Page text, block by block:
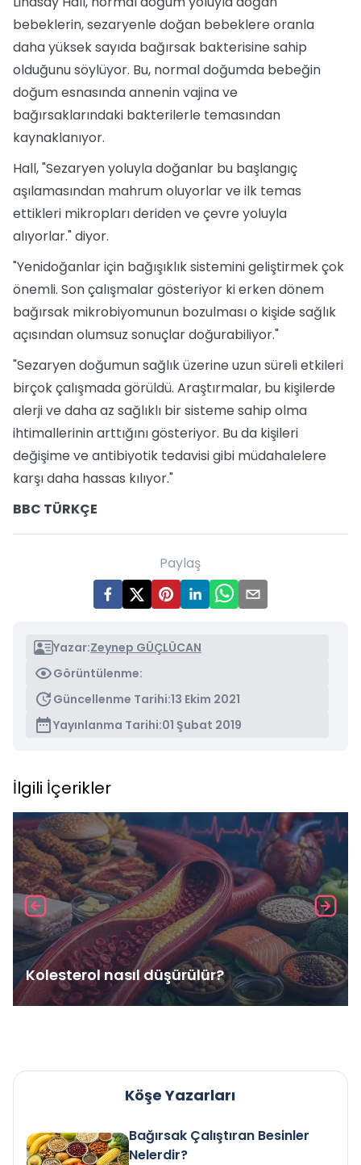
bebeklerin, sezaryenle doğan bebeklere oranla
daha yüksek sayıda bağırsak bakterisine sahip
olduğunu söylüyor. Bu, normal doğumda bebeğin
doğum esnasında annenin vajina ve
bağırsaklarındaki bakterilerle temasından
kaynaklanıyor.
Hall, "Sezaryen yoluyla doğanlar bu başlangıç
aşılamasından mahrum oluyorlar ve ilk temas
ettikleri mikropları deriden ve çevre yoluyla
alıyorlar." diyor.
"Yenidoğanlar için bağışıklık sistemini geliştirmek çok
önemli. Son çalışmalar gösteriyor ki erken dönem
bağırsak mikrobiyomunun bozulması o kişide sağlık
açısından olumsuz sonuçlar doğurabiliyor."
"Sezaryen doğumun sağlık üzerine uzun süreli etkileri
birçok çalışmada görüldü. Araştırmalar, bu kişilerde
alerji ve daha az sağlıklı bir sisteme sahip olma
ihtimallerinin arttığını gösteriyor. Bu da kişileri
değişime ve antibiyotik tedavisi gibi müdahalelere
karşı daha hassas kılıyor."
BBC TÜRKÇE
Paylaş
Yazar:Zeynep GÜÇLÜCAN
Görüntülenme:
Güncellenme Tarihi:13 Ekim 2021
Yayınlanma Tarihi:01 Şubat 2019
İlgili İçerikler
Kolesterol nasıl düşürülür?
Köşe Yazarları
Bağırsak Çalıştıran Besinler
Nelerdir?